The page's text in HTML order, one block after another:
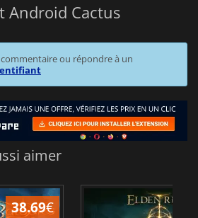
Android Cactus
ou répondre à un
aimer
38.69€